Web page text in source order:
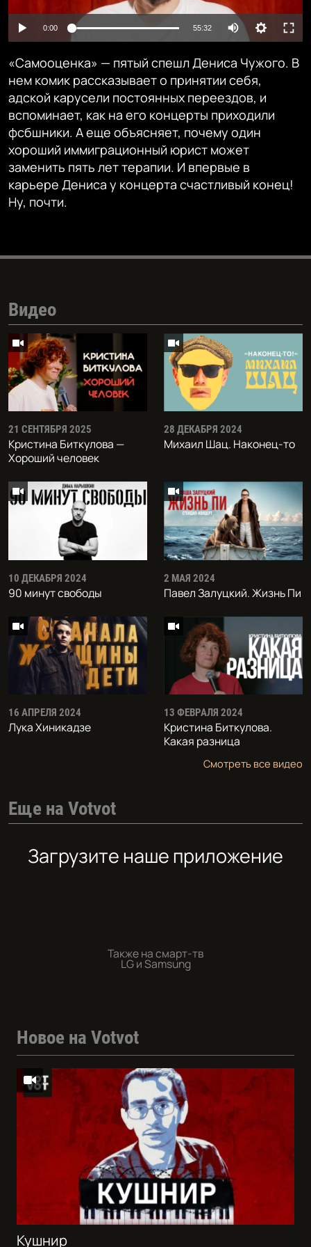
Auto 480p
720p 1080p
0:00 55:32 Auto
360p
480p
720p
1080p
«Самооценка» — пятый спешл Дениса Чужого. В
нем комик рассказывает о принятии себя,
адской карусели постоянных переездов, и
вспоминает, как на его концерты приходили
фсбшники. А еще объясняет, почему один
хороший иммиграционный юрист может
заменить пять лет терапии. И впервые в
карьере Дениса у концерта счастливый конец!
Ну, почти.
Видео
21 СЕНТЯБРЯ 2025
Кристина Биткулова —
Хороший человек
28 ДЕКАБРЯ 2024
Михаил Шац. Наконец-то
10 ДЕКАБРЯ 2024
90 минут свободы
2 МАЯ 2024
Павел Залуцкий. Жизнь Пи
16 АПРЕЛЯ 2024
Лука Хиникадзе
13 ФЕВРАЛЯ 2024
Кристина Биткулова.
Какая разница
Смотреть все видео
Еще на Votvot
Загрузите наше приложение
Также на смарт-тв
LG и Samsung
Новое на Votvot
Кушнир